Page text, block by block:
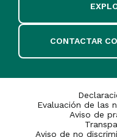
CONTACTAR
Evaluación de las
Aviso de
Aviso de no